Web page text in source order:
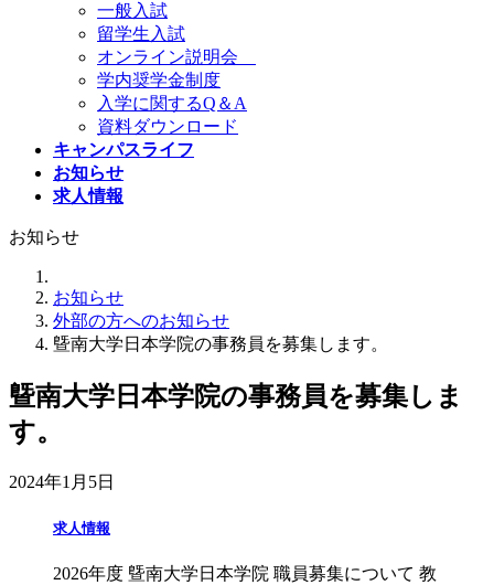
一般入試
留学生入試
オンライン説明会
学内奨学金制度
入学に関するQ＆A
資料ダウンロード
キャンパスライフ
お知らせ
求人情報
お知らせ
お知らせ
外部の方へのお知らせ
曁南大学日本学院の事務員を募集します。
曁南大学日本学院の事務員を募集しま
す。
2024年1月5日
求人情報
2026年度 曁南大学日本学院 職員募集について 教